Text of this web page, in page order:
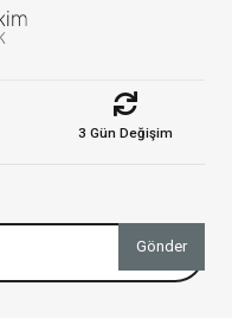
3 Gün Değişim
Gönder